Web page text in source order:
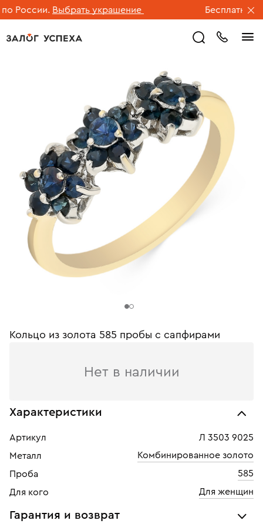
России. Выбрать украшение Бесплатная
Кольцо из золота 585 пробы с сапфирами
Нет в наличии
Характеристики
Артикул
Л 3503 9025
Металл
Комбинированное золото
Проба
585
Для кого
Для женщин
Гарантия и возврат